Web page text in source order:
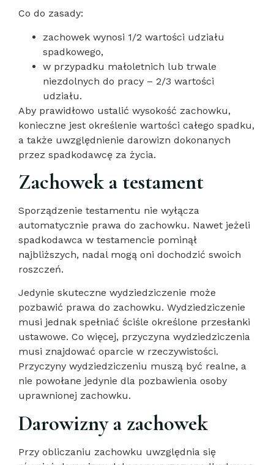
Co do zasady:
zachowek wynosi 1/2 wartości udziału
spadkowego,
w przypadku małoletnich lub trwale
niezdolnych do pracy – 2/3 wartości
udziału.
Aby prawidłowo ustalić wysokość zachowku,
konieczne jest określenie wartości całego spadku,
a także uwzględnienie darowizn dokonanych
przez spadkodawcę za życia.
Zachowek a testament
Sporządzenie testamentu nie wyłącza
automatycznie prawa do zachowku. Nawet jeżeli
spadkodawca w testamencie pominął
najbliższych, nadal mogą oni dochodzić swoich
roszczeń.
Jedynie skuteczne wydziedziczenie może
pozbawić prawa do zachowku. Wydziedziczenie
musi jednak spełniać ściśle określone przesłanki
ustawowe. Co więcej, przyczyna wydziedziczenia
musi znajdować oparcie w rzeczywistości.
Przyczyny wydziedziczeniu muszą być realne, a
nie powołane jedynie dla pozbawienia osoby
uprawnionej zachowku.
Darowizny a zachowek
Przy obliczaniu zachowku uwzględnia się